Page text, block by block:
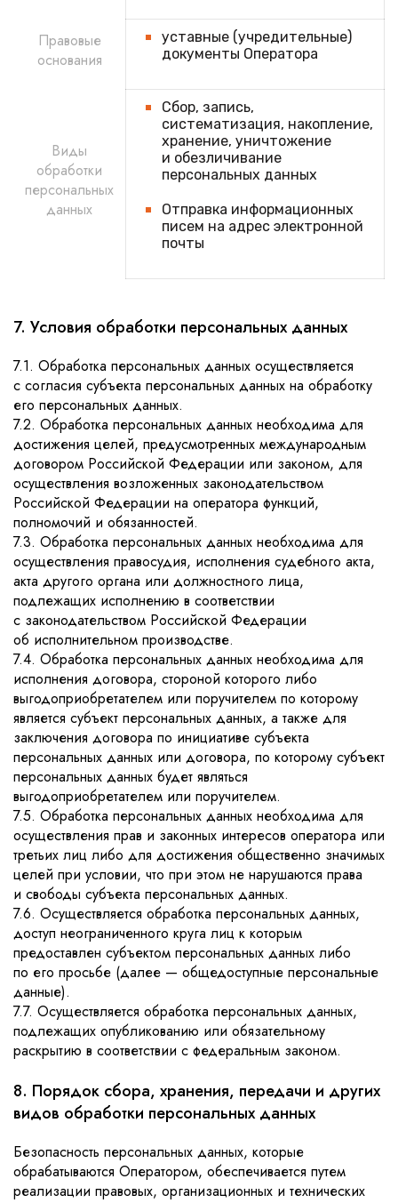
Правовые
основания
уставные (учредительные)
документы Оператора
Виды
обработки
персональных
данных
Сбор, запись,
систематизация, накопление,
хранение, уничтожение
и обезличивание
персональных данных
Отправка информационных
писем на адрес электронной
почты
7. Условия обработки персональных данных
7.1. Обработка персональных данных осуществляется
с согласия субъекта персональных данных на обработку
его персональных данных.
7.2. Обработка персональных данных необходима для
достижения целей, предусмотренных международным
договором Российской Федерации или законом, для
осуществления возложенных законодательством
Российской Федерации на оператора функций,
полномочий и обязанностей.
7.3. Обработка персональных данных необходима для
осуществления правосудия, исполнения судебного акта,
акта другого органа или должностного лица,
подлежащих исполнению в соответствии
с законодательством Российской Федерации
об исполнительном производстве.
7.4. Обработка персональных данных необходима для
исполнения договора, стороной которого либо
выгодоприобретателем или поручителем по которому
является субъект персональных данных, а также для
заключения договора по инициативе субъекта
персональных данных или договора, по которому субъект
персональных данных будет являться
выгодоприобретателем или поручителем.
7.5. Обработка персональных данных необходима для
осуществления прав и законных интересов оператора или
третьих лиц либо для достижения общественно значимых
целей при условии, что при этом не нарушаются права
и свободы субъекта персональных данных.
7.6. Осуществляется обработка персональных данных,
доступ неограниченного круга лиц к которым
предоставлен субъектом персональных данных либо
по его просьбе (далее — общедоступные персональные
данные).
7.7. Осуществляется обработка персональных данных,
подлежащих опубликованию или обязательному
раскрытию в соответствии с федеральным законом.
8. Порядок сбора, хранения, передачи и других
видов обработки персональных данных
Безопасность персональных данных, которые
обрабатываются Оператором, обеспечивается путем
реализации правовых, организационных и технических